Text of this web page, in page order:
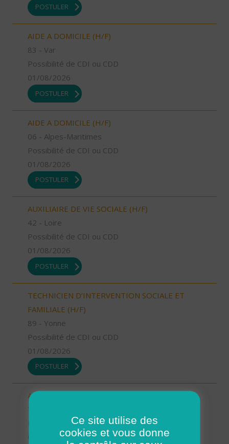
POSTULER
AIDE A DOMICILE (H/F)
83 - Var
Possibilité de CDI ou CDD
01/08/2026
POSTULER
AIDE A DOMICILE (H/F)
06 - Alpes-Maritimes
Possibilité de CDI ou CDD
01/08/2026
POSTULER
AUXILIAIRE DE VIE SOCIALE (H/F)
42 - Loire
Possibilité de CDI ou CDD
01/08/2026
POSTULER
TECHNICIEN D’INTERVENTION SOCIALE ET
FAMILIALE (H/F)
89 - Yonne
Possibilité de CDI ou CDD
01/08/2026
POSTULER
AIDE SOIGNANT (H/F)
Possibilité de CDI ou CDD
01/08/2026
Ce site utilise des
cookies et vous donne